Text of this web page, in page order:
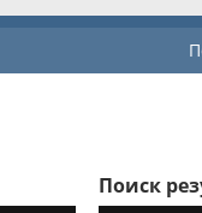
Поиск